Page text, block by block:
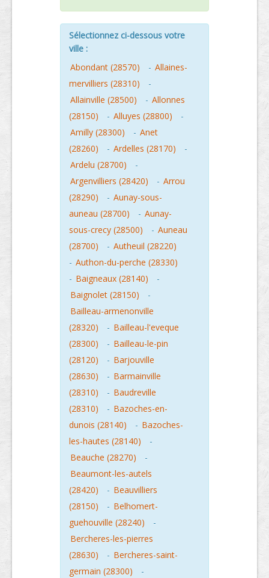
Sélectionnez ci-dessous votre
ville :
Abondant (28570)
- Allaines-
mervilliers (28310)
-
Allainville (28500)
- Allonnes
(28150)
- Alluyes (28800)
-
Amilly (28300)
- Anet
(28260)
- Ardelles (28170)
-
Ardelu (28700)
-
Argenvilliers (28420)
- Arrou
(28290)
- Aunay-sous-
auneau (28700)
- Aunay-
sous-crecy (28500)
- Auneau
(28700)
- Autheuil (28220)
- Authon-du-perche (28330)
- Baigneaux (28140)
-
Baignolet (28150)
-
Bailleau-armenonville
(28320)
- Bailleau-l'eveque
(28300)
- Bailleau-le-pin
(28120)
- Barjouville
(28630)
- Barmainville
(28310)
- Baudreville
(28310)
- Bazoches-en-
dunois (28140)
- Bazoches-
les-hautes (28140)
-
Beauche (28270)
-
Beaumont-les-autels
(28420)
- Beauvilliers
(28150)
- Belhomert-
guehouville (28240)
-
Bercheres-les-pierres
(28630)
- Bercheres-saint-
germain (28300)
-